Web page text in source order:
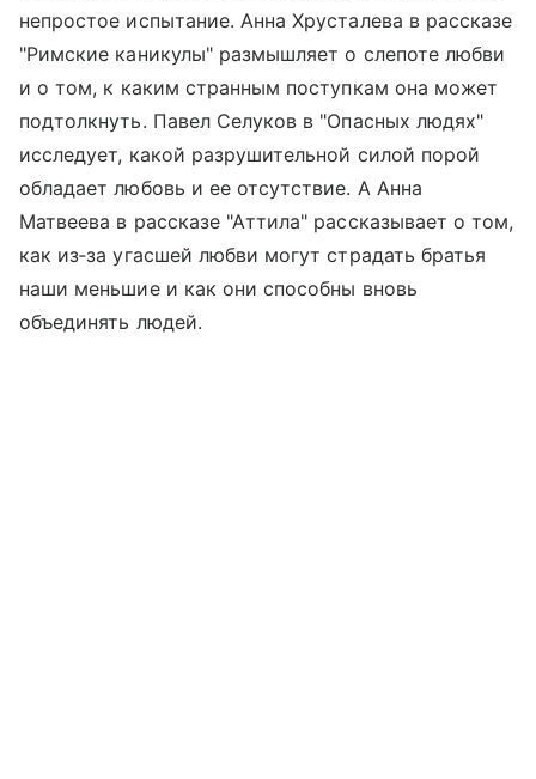
непростое испытание. Анна Хрусталева в рассказе
"Римские каникулы" размышляет о слепоте любви
и о том, к каким странным поступкам она может
подтолкнуть. Павел Селуков в "Опасных людях"
исследует, какой разрушительной силой порой
обладает любовь и ее отсутствие. А Анна
Матвеева в рассказе "Аттила" рассказывает о том,
как из‑за угасшей любви могут страдать братья
наши меньшие и как они способны вновь
объединять людей.